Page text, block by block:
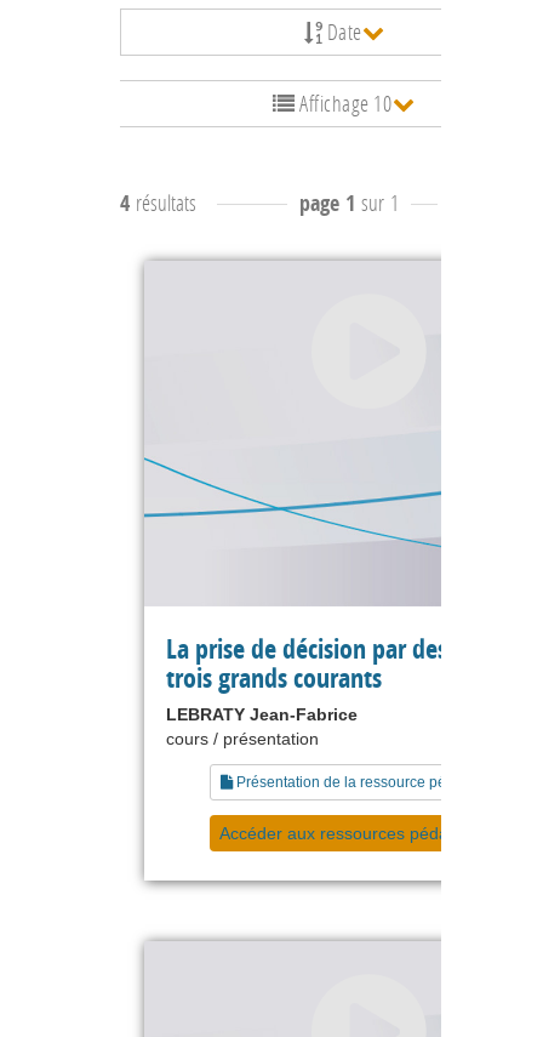
Date
Affichage 10
4 résultats page 1 sur 1
La prise de décision par des experts :
trois grands courants
LEBRATY Jean-Fabrice
cours / présentation
Présentation de la ressource pédagogique
Accéder aux ressources pédagogiques